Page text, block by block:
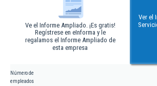
Ve el Informe Ampliado. ¡Es gratis!
Regístrese en eInforma y le
regalamos el Informe Ampliado de
esta empresa
Ver el
Número de
empleados